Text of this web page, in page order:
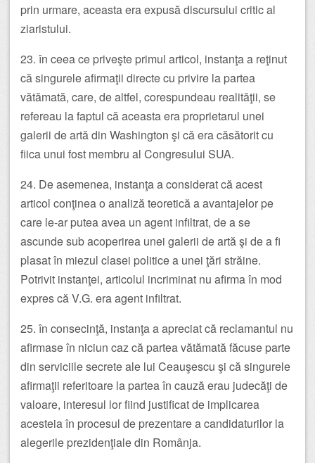
prin urmare, aceasta era expusă discursului critic al
ziaristului.
23. în ceea ce priveşte primul articol, instanţa a reţinut
că singurele afirmaţii directe cu privire la partea
vătămată, care, de altfel, corespundeau realităţii, se
refereau la faptul că aceasta era proprietarul unei
galerii de artă din Washington şi că era căsătorit cu
fiica unui fost membru al Congresului SUA.
24. De asemenea, instanţa a considerat că acest
articol conţinea o analiză teoretică a avantajelor pe
care le-ar putea avea un agent infiltrat, de a se
ascunde sub acoperirea unei galerii de artă şi de a fi
plasat în miezul clasei politice a unei ţări străine.
Potrivit instanţei, articolul incriminat nu afirma în mod
expres că V.G. era agent infiltrat.
25. în consecinţă, instanţa a apreciat că reclamantul nu
afirmase în niciun caz că partea vătămată făcuse parte
din serviciile secrete ale lui Ceauşescu şi că singurele
afirmaţii referitoare la partea în cauză erau judecăţi de
valoare, interesul lor fiind justificat de implicarea
acesteia în procesul de prezentare a candidaturilor la
alegerile prezidenţiale din Românja.